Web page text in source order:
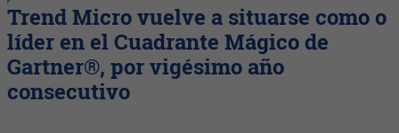
Trend Micro vuelve a situarse como o
líder en el Cuadrante Mágico de
Gartner®, por vigésimo año
consecutivo